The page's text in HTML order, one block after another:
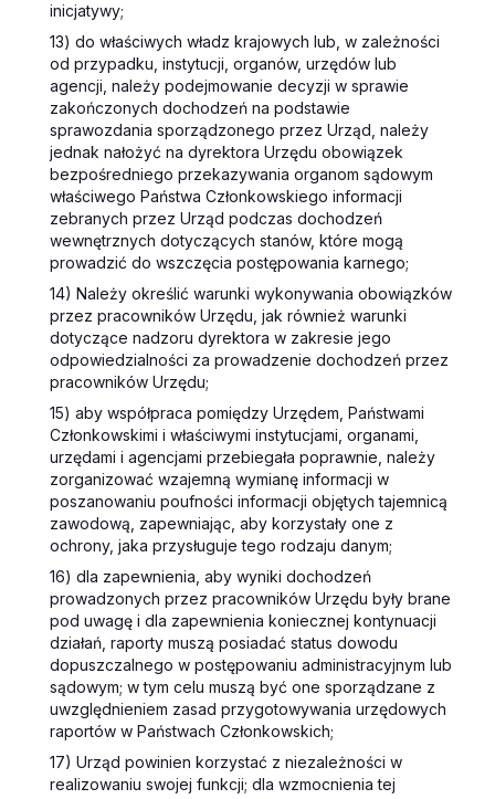
inicjatywy;
13) do właściwych władz krajowych lub, w zależności
od przypadku, instytucji, organów, urzędów lub
agencji, należy podejmowanie decyzji w sprawie
zakończonych dochodzeń na podstawie
sprawozdania sporządzonego przez Urząd, należy
jednak nałożyć na dyrektora Urzędu obowiązek
bezpośredniego przekazywania organom sądowym
właściwego Państwa Członkowskiego informacji
zebranych przez Urząd podczas dochodzeń
wewnętrznych dotyczących stanów, które mogą
prowadzić do wszczęcia postępowania karnego;
14) Należy określić warunki wykonywania obowiązków
przez pracowników Urzędu, jak również warunki
dotyczące nadzoru dyrektora w zakresie jego
odpowiedzialności za prowadzenie dochodzeń przez
pracowników Urzędu;
15) aby współpraca pomiędzy Urzędem, Państwami
Członkowskimi i właściwymi instytucjami, organami,
urzędami i agencjami przebiegała poprawnie, należy
zorganizować wzajemną wymianę informacji w
poszanowaniu poufności informacji objętych tajemnicą
zawodową, zapewniając, aby korzystały one z
ochrony, jaka przysługuje tego rodzaju danym;
16) dla zapewnienia, aby wyniki dochodzeń
prowadzonych przez pracowników Urzędu były brane
pod uwagę i dla zapewnienia koniecznej kontynuacji
działań, raporty muszą posiadać status dowodu
dopuszczalnego w postępowaniu administracyjnym lub
sądowym; w tym celu muszą być one sporządzane z
uwzględnieniem zasad przygotowywania urzędowych
raportów w Państwach Członkowskich;
17) Urząd powinien korzystać z niezależności w
realizowaniu swojej funkcji; dla wzmocnienia tej